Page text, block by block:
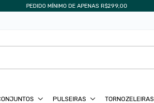
PARCELAMENTO EM ATÉ 4X SEM JUROS
PULSEIRAS TORNOZELEIRAS